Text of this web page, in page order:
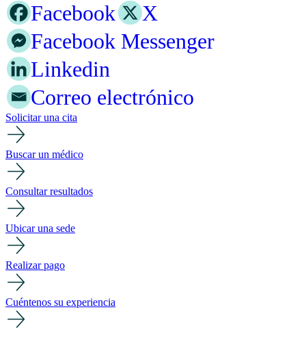
Facebook
X
Facebook Messenger
Linkedin
Correo electrónico
Solicitar una cita
Buscar un médico
Consultar resultados
Ubicar una sede
Realizar pago
Cuéntenos su experiencia